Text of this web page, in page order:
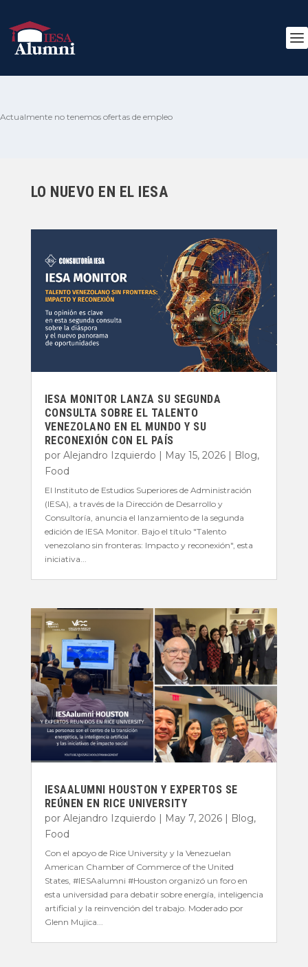
Actualmente no tenemos ofertas de empleo
LO NUEVO EN EL IESA
IESA MONITOR LANZA SU SEGUNDA
CONSULTA SOBRE EL TALENTO
VENEZOLANO EN EL MUNDO Y SU
RECONEXIÓN CON EL PAÍS
por Alejandro Izquierdo | May 15, 2026| Blog,
Food
El Instituto de Estudios Superiores de Administración
(IESA), a través de la Dirección de Desarrollo y
Consultoría, anuncia el lanzamiento de la segunda
edición de IESA Monitor. Bajo el título "Talento
venezolano sin fronteras: Impacto y reconexión", esta
iniciativa...
IESAALUMNI HOUSTON Y EXPERTOS SE
REÚNEN EN RICE UNIVERSITY
por Alejandro Izquierdo | May 7, 2026| Blog,
Food
Con el apoyo de Rice University y la Venezuelan
American Chamber of Commerce of the United
States, #IESAalumni #Houston organizó un foro en
esta universidad para debatir sobre energía, inteligencia
artificial y la reinvención del trabajo. Moderado por
Glenn Mujica...